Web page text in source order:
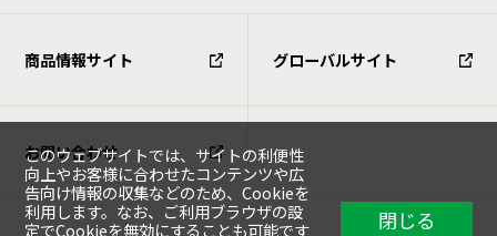
商品情報サイト グローバルサイト
お問い合わせ
このウェブサイトでは、サイトの利便性
向上やお客様に合わせたコンテンツや広
告向け情報の収集などのため、Cookieを
利用します。なお、ご利用ブラウザの設
定でCookieを無効にすることも可能です
閉じる